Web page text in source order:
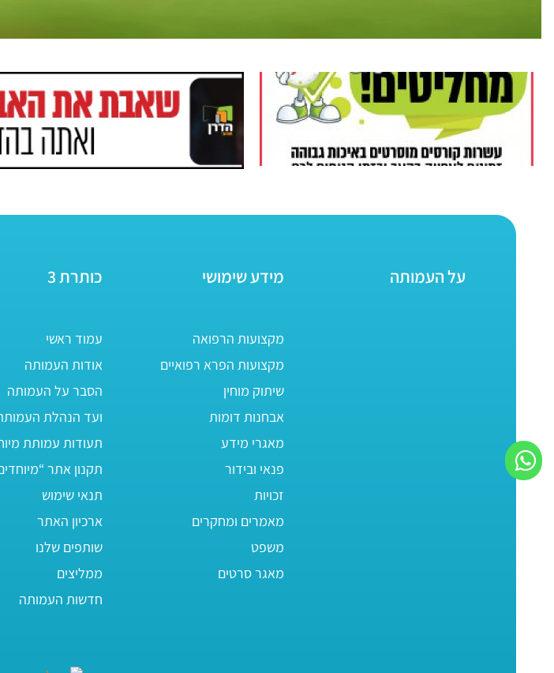
על העמותה מידע שימושי
מקצועות הרפואה
מקצועות הפרא רפואיים
שיתוק מוחין
אבחנות דומות
מאגרי מידע
פנאי ובידור
זכויות
מאמרים ומחקרים
משפט
מאגר סרטים
כותרת 3
עמוד ראשי
אודות העמותה
הסבר על העמותה
ועד הנהלת
תעודות עמותת
תקנון אתר
תנאי שימוש
ארכיון האתר
שותפים שלנו
ממליצים
חדשות העמותה